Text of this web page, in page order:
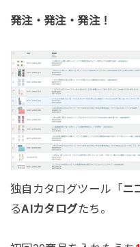
発注・発注・発注！
独自カタログツール「ニ
るAIカタログたち。